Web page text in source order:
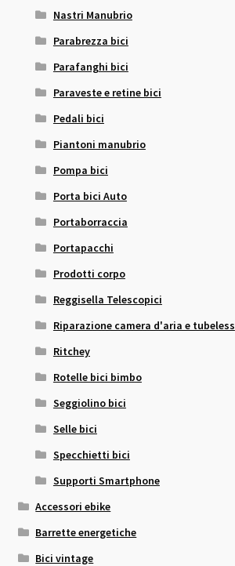
Nastri Manubrio
Parabrezza bici
Parafanghi bici
Paraveste e retine bici
Pedali bici
Piantoni manubrio
Pompa bici
Porta bici Auto
Portaborraccia
Portapacchi
Prodotti corpo
Reggisella Telescopici
Riparazione camera d'aria e tubeless
Ritchey
Rotelle bici bimbo
Seggiolino bici
Selle bici
Specchietti bici
Supporti Smartphone
Accessori ebike
Barrette energetiche
Bici vintage